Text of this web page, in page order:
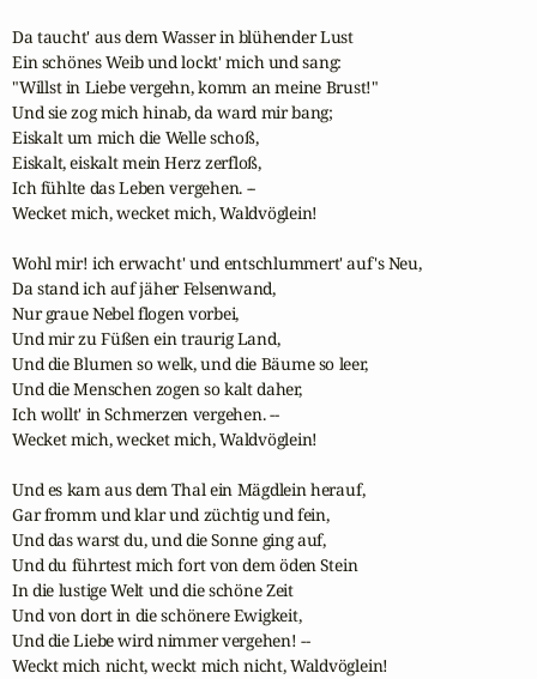
Da taucht' aus dem Wasser in blühender Lust
Ein schönes Weib und lockt' mich und sang:
"Willst in Liebe vergehn, komm an meine Brust!"
Und sie zog mich hinab, da ward mir bang;
Eiskalt um mich die Welle schoß,
Eiskalt, eiskalt mein Herz zerfloß,
Ich fühlte das Leben vergehen. --
Wecket mich, wecket mich, Waldvöglein!
Wohl mir! ich erwacht' und entschlummert' auf's Neu,
Da stand ich auf jäher Felsenwand,
Nur graue Nebel flogen vorbei,
Und mir zu Füßen ein traurig Land,
Und die Blumen so welk, und die Bäume so leer,
Und die Menschen zogen so kalt daher,
Ich wollt' in Schmerzen vergehen. --
Wecket mich, wecket mich, Waldvöglein!
Und es kam aus dem Thal ein Mägdlein herauf,
Gar fromm und klar und züchtig und fein,
Und das warst du, und die Sonne ging auf,
Und du führtest mich fort von dem öden Stein
In die lustige Welt und die schöne Zeit
Und von dort in die schönere Ewigkeit,
Und die Liebe wird nimmer vergehen! --
Weckt mich nicht, weckt mich nicht, Waldvöglein!